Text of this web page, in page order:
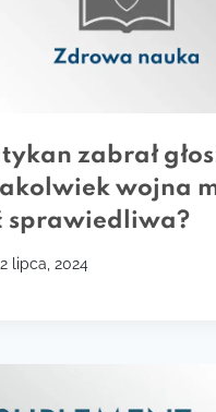
zabrał
wojna
sprawiedliwa?
lipca, 2024